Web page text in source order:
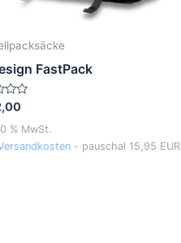
FastPack
% MwSt.
- pauschal 15,95 EUR